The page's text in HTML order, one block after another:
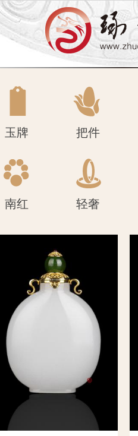
南红 轻奢
玉牌 把件
南红 轻奢